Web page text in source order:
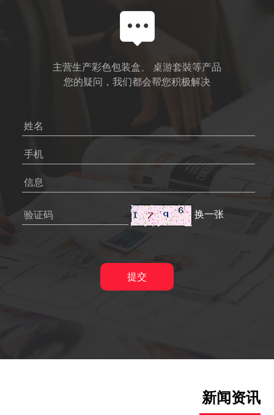
主营生产彩色包装盒、 桌游套裝等产品
您的疑问，我们都会帮您积极解决
换一张
新闻资讯